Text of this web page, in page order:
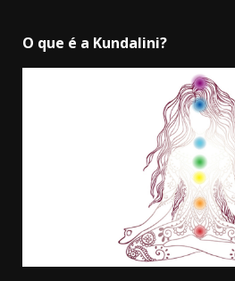
O que é a Kundalini?